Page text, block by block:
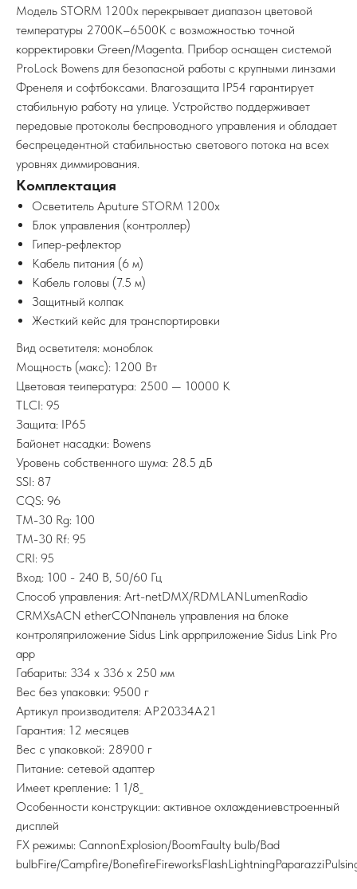
Модель STORM 1200x перекрывает диапазон цветовой
температуры 2700K–6500K с возможностью точной
корректировки Green/Magenta. Прибор оснащен системой
ProLock Bowens для безопасной работы с крупными линзами
Френеля и софтбоксами. Влагозащита IP54 гарантирует
стабильную работу на улице. Устройство поддерживает
передовые протоколы беспроводного управления и обладает
беспрецедентной стабильностью светового потока на всех
уровнях диммирования.
Комплектация
Осветитель Aputure STORM 1200x
Блок управления (контроллер)
Гипер-рефлектор
Кабель питания (6 м)
Кабель головы (7.5 м)
Защитный колпак
Жесткий кейс для транспортировки
Вид осветителя: моноблок
Мощность (макс): 1200 Вт
Цветовая теипература: 2500 — 10000 K
TLCI: 95
Защита: IP65
Байонет насадки: Bowens
Уровень собственного шума: 28.5 дБ
SSI: 87
CQS: 96
TM-30 Rg: 100
TM-30 Rf: 95
CRI: 95
Вход: 100 - 240 В, 50/60 Гц
Способ управления: Art-netDMX/RDMLANLumenRadio
CRMXsACN etherCONпанель управления на блоке
контроляприложение Sidus Link appприложение Sidus Link Pro
app
Габариты: 334 x 336 x 250 мм
Вес без упаковки: 9500 г
Артикул производителя: AP20334A21
Гарантия: 12 месяцев
Вес с упаковкой: 28900 г
Питание: сетевой адаптер
Имеет крепление: 1 1/8_
Особенности конструкции: активное охлаждениевстроенный
дисплей
FX режимы: CannonExplosion/BoomFaulty bulb/Bad
bulbFire/Campfire/